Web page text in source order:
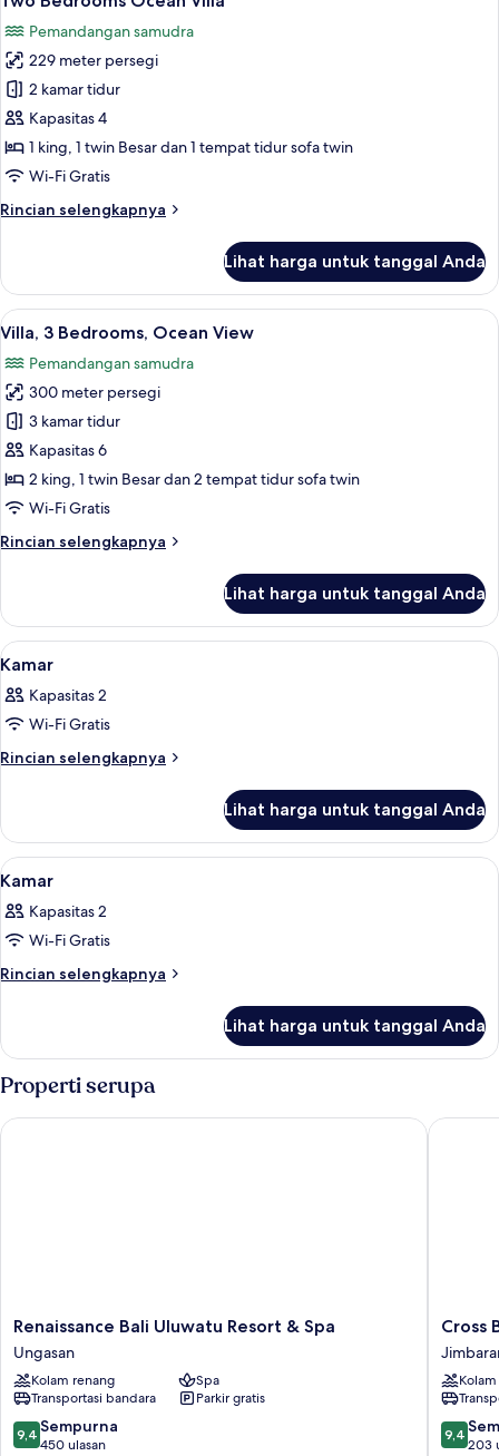
semua
foto
untuk
Two
Bedrooms
Ocean
Villa
Pemandangan samudra
229 meter persegi
2 kamar tidur
Kapasitas 4
1 king, 1 twin Besar dan 1 tempat tidur sofa twin
Wi-Fi Gratis
Rincian selengkapnya
Rincian
Two
Bedrooms
Ocean
Lihat harga untuk tanggal Anda
Lihat
semua
foto
untuk
Villa,
3
Bedrooms,
Ocean
Villa, 3 Bedrooms, Ocean View |
29
Villa, 3 Bedrooms, Ocean View
Pemandangan samudra
300 meter persegi
3 kamar tidur
Kapasitas 6
2 king, 1 twin Besar dan 2 tempat tidur sofa twin
Wi-Fi Gratis
Rincian selengkapnya
Rincian
Villa,
Bedrooms,
View
Lihat harga untuk tanggal Anda
Lihat
semua
foto
untuk
Kamar
Seprai premium, minibar, brankas,
10
Kamar
Kapasitas 2
Wi-Fi Gratis
Rincian selengkapnya
Rincian
Kamar
Lihat harga untuk tanggal Anda
Lihat
semua
foto
untuk
Kamar
Seprai premium, minibar, brankas,
6
Kamar
Kapasitas 2
Wi-Fi Gratis
Rincian selengkapnya
Rincian
Kamar
Lihat harga untuk tanggal Anda
Properti serupa
Renaissance
Bali
Uluwatu
Resort
&
Spa
Ungasan
Renaissance Bali Uluwatu Resort & Spa
Ungasan
Kolam renang
Spa
Transportasi bandara
Parkir gratis
9.4
dari
9,4 Sempurna
450 ulasan
Renaissance Bali Uluwatu Resort & Spa
Cross
Bali
Cross
9.4
dari
9,4
203
Cross